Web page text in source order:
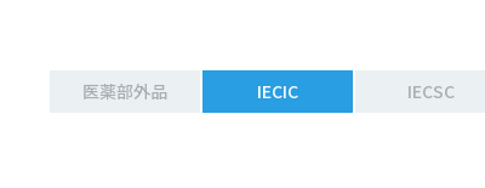
医薬部外品 IECIC IECSC